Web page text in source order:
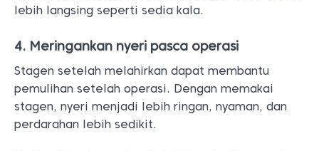
lebih langsing seperti sedia kala.
4. Meringankan nyeri pasca operasi
Stagen setelah melahirkan dapat membantu
pemulihan setelah operasi. Dengan memakai
stagen, nyeri menjadi lebih ringan, nyaman, dan
perdarahan lebih sedikit.